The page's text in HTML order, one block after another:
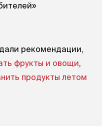
рекомендации,
фрукты и овощи,
продукты летом